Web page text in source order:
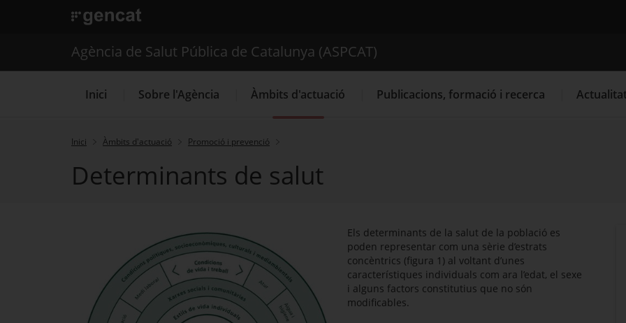
. Obre en una nova finestra.
Cercador
Agència de Salut Pública de Catalunya (ASPCAT)
Inici Sobre l'Agència Àmbits d'actuació Publicacions, formació i recerca
. Obre en una nova finestra.
Inici Àmbits d'actuació Promoció i prevenció
Determinants de salut
Els determinants de la salut de la població es
poden representar com una sèrie d’estrats
concèntrics (figura 1) al voltant d’unes
característiques individuals com ara l’edat, el sexe
i alguns factors constitutius que no són
modificables.